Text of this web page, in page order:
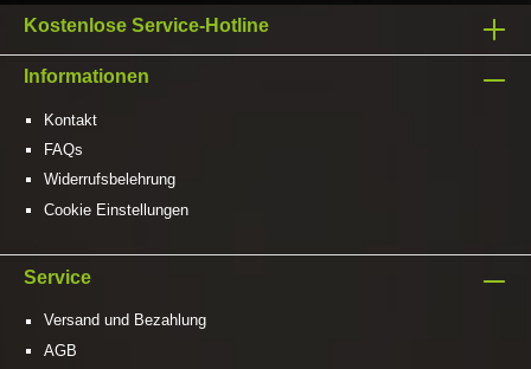
Kostenlose Service-Hotline
Informationen
Kontakt
FAQs
Widerrufsbelehrung
Cookie Einstellungen
Service
Versand und Bezahlung
AGB